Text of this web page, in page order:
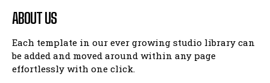
ABOUT US
Each template in our ever growing studio library can
be added and moved around within any page
effortlessly with one click.